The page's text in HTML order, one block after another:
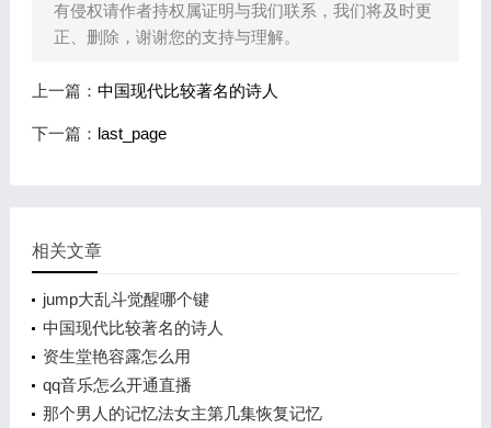
有侵权请作者持权属证明与我们联系，我们将及时更
正、删除，谢谢您的支持与理解。
上一篇： 中国现代比较著名的诗人
下一篇： last_page
相关文章
jump大乱斗觉醒哪个键
中国现代比较著名的诗人
资生堂艳容露怎么用
qq音乐怎么开通直播
那个男人的记忆法女主第几集恢复记忆